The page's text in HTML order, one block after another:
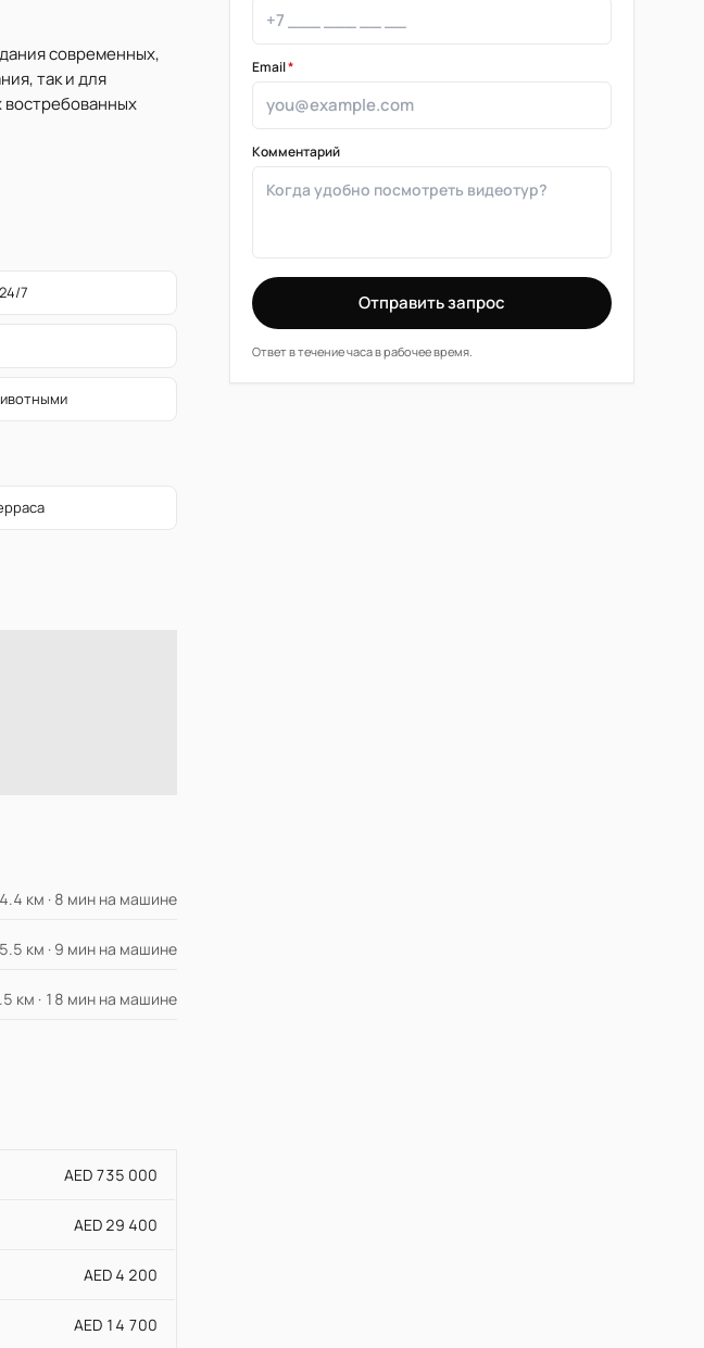
современных,
так и для
востребованных
7
4.4 км · 8 мин на машине
5.5 км · 9 мин на машине
км · 18 мин на машине
AED 735 000
AED 29 400
AED 4 200
AED 14 700
Email*
Комментарий
Отправить запрос
Ответ в течение часа в рабочее время.